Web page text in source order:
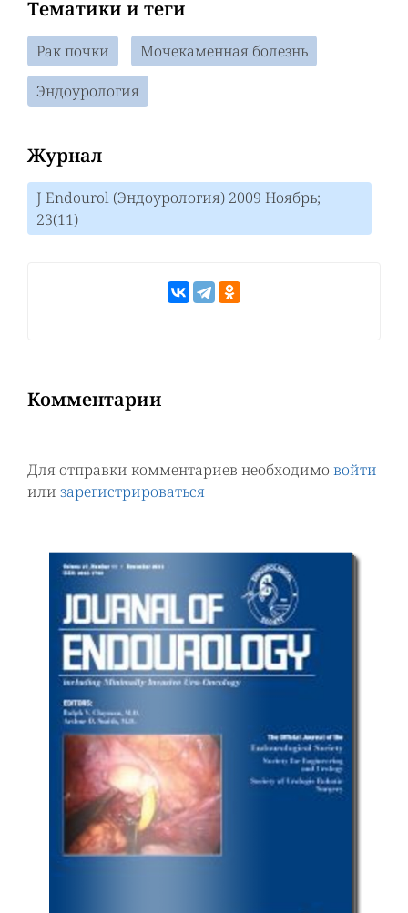
Тематики и теги
Рак почки
Мочекаменная болезнь
Эндоурология
Журнал
J Endourol (Эндоурология) 2009 Ноябрь;
23(11)
Комментарии
Для отправки комментариев необходимо войти
или зарегистрироваться